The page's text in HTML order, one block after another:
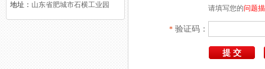
地址： 山东省肥城市石横工业园 请填写您的问题
* 验证码：